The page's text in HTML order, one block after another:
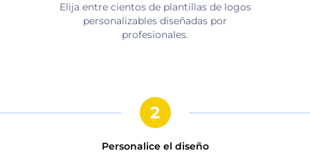
Elija entre cientos de plantillas de logos
personalizables diseñadas por
profesionales.
Personalice el diseño